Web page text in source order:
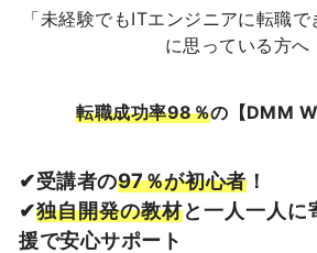
「未経験でもITエンジニアに転職
に思っている方へ
転職成功率98％の【DMM
✔︎受講者の97％が初心者！
✔︎独自開発の教材と一人一人に
援で安心サポート